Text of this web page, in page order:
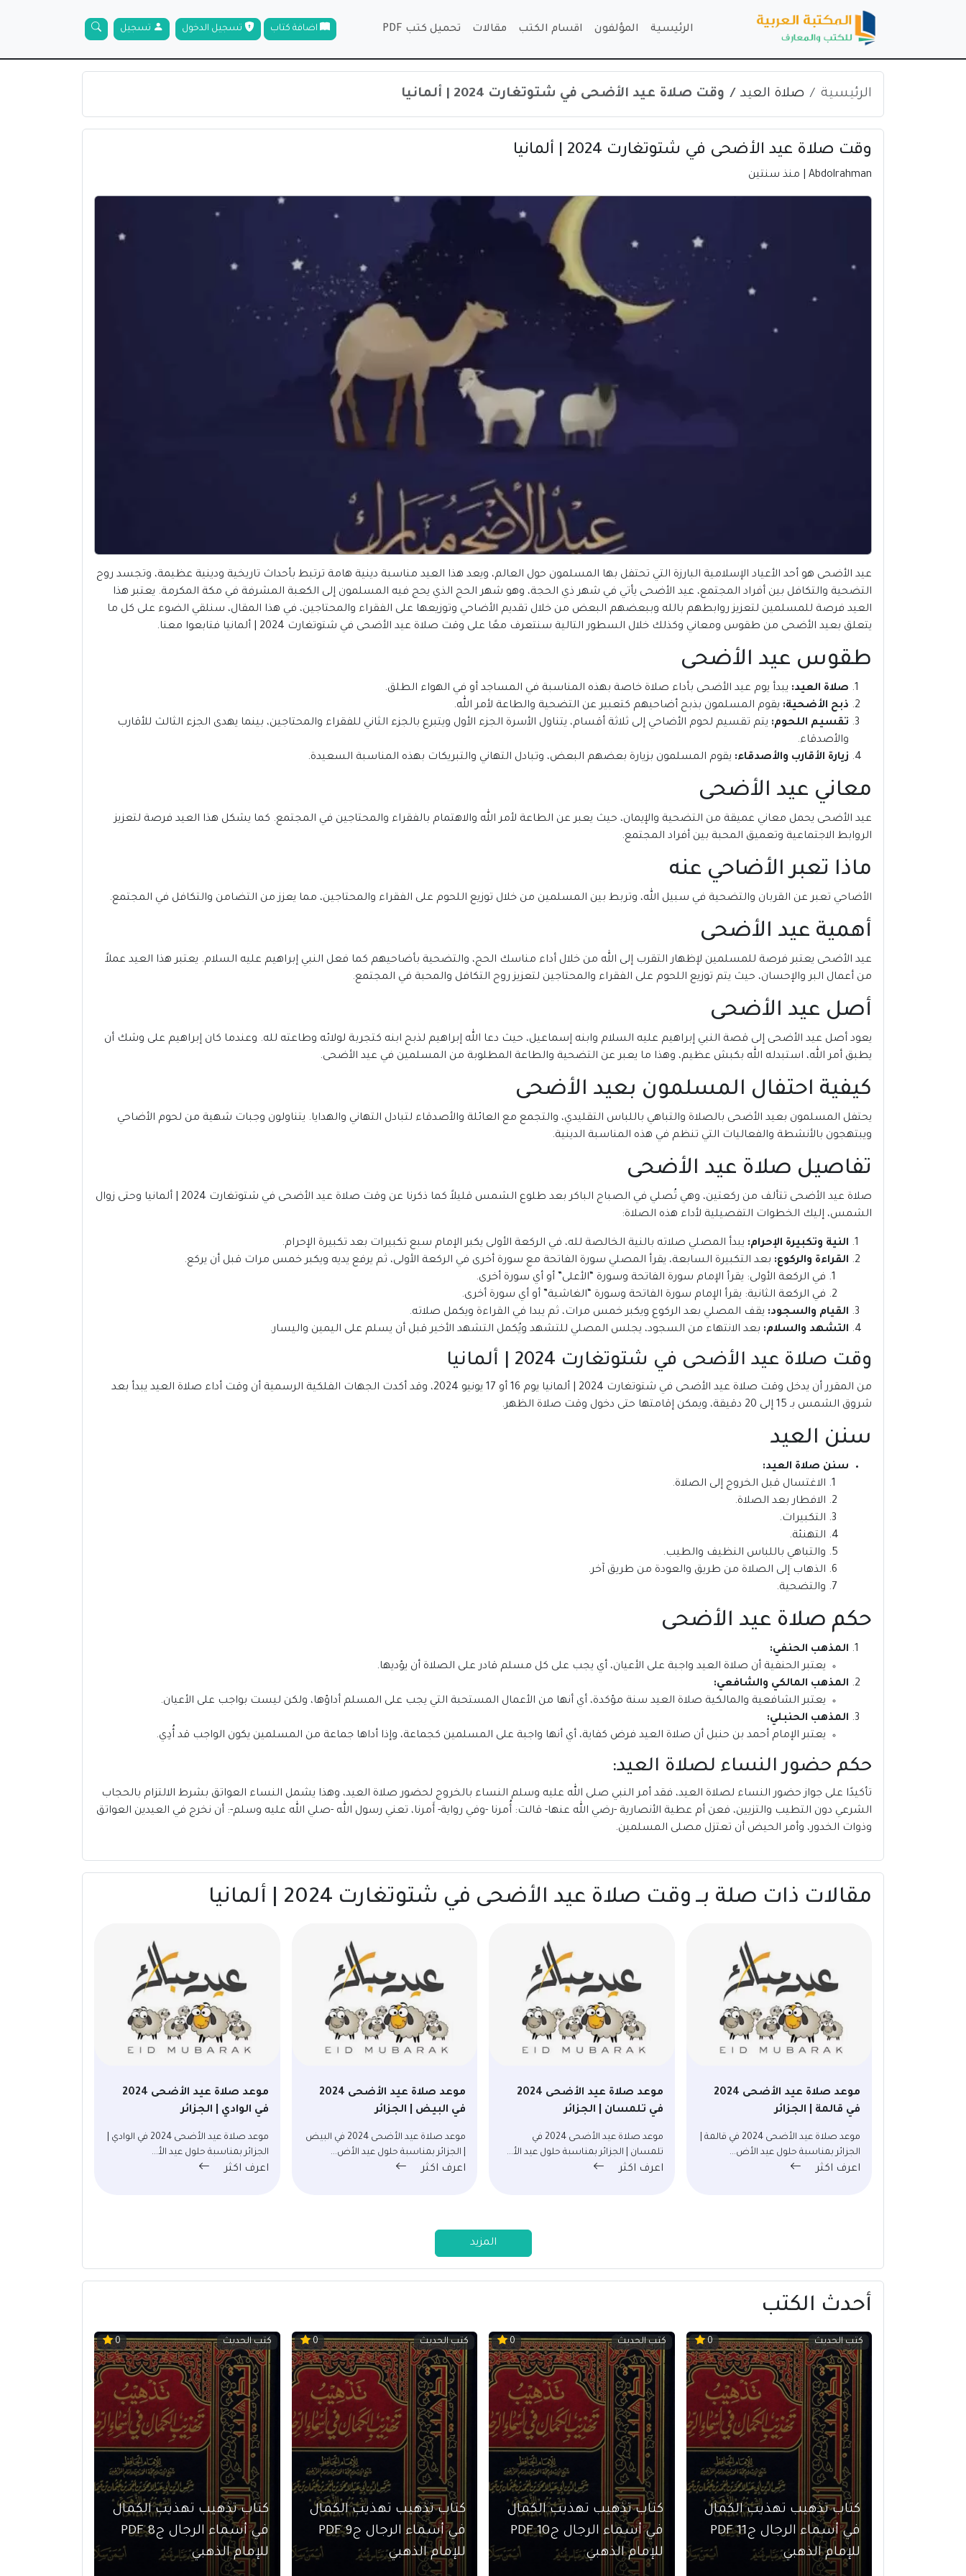
الرئيسية المؤلفون اقسام الكتب مقالات تحميل كتب PDF
الرئيسية صلاة العيد وقت صلاة عيد الأضحى في شتوتغارت 2024 | ألمانيا
وقت صلاة عيد الأضحى في شتوتغارت 2024 | ألمانيا
Abdolrahman | منذ سنتين
عيد الأضحى هو أحد الأعياد الإسلامية البارزة التي تحتفل بها المسلمون حول العالم، ويعد هذا العيد مناسبة دينية هامة ترتبط بأحداث تاريخية ودينية عظيمة، وتجسد روح
التضحية والتكافل بين أفراد المجتمع، عيد الأضحى يأتي في شهر ذي الحجة، وهو شهر الحج الذي يحج فيه المسلمون إلى الكعبة المشرفة في مكة المكرمة. يعتبر هذا
العيد فرصة للمسلمين لتعزيز روابطهم بالله وببعضهم البعض من خلال تقديم الأضاحي وتوزيعها على الفقراء والمحتاجين، في هذا المقال، سنلقي الضوء على كل ما
يتعلق بعيد الأضحى من طقوس ومعاني وكذلك خلال السطور التالية سنتعرف معًا على وقت صلاة عيد الأضحى في شتوتغارت 2024 | ألمانيا فتابعوا معنا.
طقوس عيد الأضحى
صلاة العيد: يبدأ يوم عيد الأضحى بأداء صلاة خاصة بهذه المناسبة في المساجد أو في الهواء الطلق.
ذبح الأضحية: يقوم المسلمون بذبح أضاحيهم كتعبير عن التضحية والطاعة لأمر الله.
تقسيم اللحوم: يتم تقسيم لحوم الأضاحي إلى ثلاثة أقسام، يتناول الأسرة الجزء الأول ويتبرع بالجزء الثاني للفقراء والمحتاجين، بينما يهدى الجزء الثالث للأقارب
والأصدقاء.
زيارة الأقارب والأصدقاء: يقوم المسلمون بزيارة بعضهم البعض، وتبادل التهاني والتبريكات بهذه المناسبة السعيدة.
معاني عيد الأضحى
عيد الأضحى يحمل معاني عميقة من التضحية والإيمان، حيث يعبر عن الطاعة لأمر الله والاهتمام بالفقراء والمحتاجين في المجتمع. كما يشكل هذا العيد فرصة لتعزيز
الروابط الاجتماعية وتعميق المحبة بين أفراد المجتمع.
ماذا تعبر الأضاحي عنه
الأضاحي تعبر عن القربان والتضحية في سبيل الله، وتربط بين المسلمين من خلال توزيع اللحوم على الفقراء والمحتاجين، مما يعزز من التضامن والتكافل في المجتمع.
أهمية عيد الأضحى
عيد الأضحى يعتبر فرصة للمسلمين لإظهار التقرب إلى الله من خلال أداء مناسك الحج، والتضحية بأضاحيهم كما فعل النبي إبراهيم عليه السلام. يعتبر هذا العيد عملاً
من أعمال البر والإحسان، حيث يتم توزيع اللحوم على الفقراء والمحتاجين لتعزيز روح التكافل والمحبة في المجتمع.
أصل عيد الأضحى
يعود أصل عيد الأضحى إلى قصة النبي إبراهيم عليه السلام وابنه إسماعيل، حيث دعا الله إبراهيم لذبح ابنه كتجربة لولائه وطاعته لله. وعندما كان إبراهيم على وشك أن
يطبق أمر الله، استبدله الله بكبش عظيم، وهذا ما يعبر عن التضحية والطاعة المطلوبة من المسلمين في عيد الأضحى.
كيفية احتفال المسلمون بعيد الأضحى
يحتفل المسلمون بعيد الأضحى بالصلاة والتباهي باللباس التقليدي، والتجمع مع العائلة والأصدقاء لتبادل التهاني والهدايا. يتناولون وجبات شهية من لحوم الأضاحي
ويبتهجون بالأنشطة والفعاليات التي تنظم في هذه المناسبة الدينية.
تفاصيل صلاة عيد الأضحى
صلاة عيد الأضحى تتألف من ركعتين، وهي تُصلي في الصباح الباكر بعد طلوع الشمس قليلاً كما ذكرنا عن وقت صلاة عيد الأضحى في شتوتغارت 2024 | ألمانيا وحتى زوال
الشمس، إليك الخطوات التفصيلية لأداء هذه الصلاة:
النية وتكبيرة الإحرام: يبدأ المصلي صلاته بالنية الخالصة لله، في الركعة الأولى يكبر الإمام سبع تكبيرات بعد تكبيرة الإحرام.
القراءة والركوع: بعد التكبيرة السابعة، يقرأ المصلي سورة الفاتحة مع سورة أخرى في الركعة الأولى، ثم يرفع يديه ويكبر خمس مرات قبل أن يركع.
في الركعة الأولى: يقرأ الإمام سورة الفاتحة وسورة “الأعلى” أو أي سورة أخرى.
في الركعة الثانية: يقرأ الإمام سورة الفاتحة وسورة “الغاشية” أو أي سورة أخرى.
القيام والسجود: يقف المصلي بعد الركوع ويكبر خمس مرات، ثم يبدا في القراءة ويكمل صلاته.
التشهد والسلام: بعد الانتهاء من السجود، يجلس المصلي للتشهد ويُكمل التشهد الأخير قبل أن يسلم على اليمين واليسار.
وقت صلاة عيد الأضحى في شتوتغارت 2024 | ألمانيا
من المقرر أن يدخل وقت صلاة عيد الأضحى في شتوتغارت 2024 | ألمانيا يوم 16 أو 17 يونيو 2024، وقد أكدت الجهات الفلكية الرسمية أن وقت أداء صلاة العيد يبدأ بعد
شروق الشمس بـ 15 إلى 20 دقيقة، ويمكن إقامتها حتى دخول وقت صلاة الظهر.
سنن العيد
سنن صلاة العيد:
الاغتسال قبل الخروج إلى الصلاة.
الافطار بعد الصلاة.
التكبيرات.
التهنئة.
والتباهي باللباس النظيف والطيب.
الذهاب إلى الصلاة من طريق والعودة من طريق آخر.
والتضحية.
حكم صلاة عيد الأضحى
المذهب الحنفي:
يعتبر الحنفية أن صلاة العيد واجبة على الأعيان، أي يجب على كل مسلم قادر على الصلاة أن يؤديها.
المذهب المالكي والشافعي:
يعتبر الشافعية والمالكية صلاة العيد سنة مؤكدة، أي أنها من الأعمال المستحبة التي يجب على المسلم أداؤها، ولكن ليست بواجب على الأعيان.
المذهب الحنبلي:
يعتبر الإمام أحمد بن حنبل أن صلاة العيد فرض كفاية، أي أنها واجبة على المسلمين كجماعة، وإذا أداها جماعة من المسلمين يكون الواجب قد أُدِي.
حكم حضور النساء لصلاة العيد:
تأكيدًا على جواز حضور النساء لصلاة العيد، فقد أمر النبي صلى الله عليه وسلم النساء بالخروج لحضور صلاة العيد، وهذا يشمل النساء العواتق بشرط الالتزام بالحجاب
الشرعي دون التطيب والتزيين، فعن أم عطية الأنصارية -رضي الله عنها- قالت: أُمرنا -وفي رواية- أَمرنا، تعني رسول الله -صلي الله عليه وسلم-: أن نخرج في العيدين العواتق
وذوات الخدور، وأمر الحيض أن تعتزل مصلى المسلمين.
مقالات ذات صلة بــ وقت صلاة عيد الأضحى في شتوتغارت 2024 | ألمانيا
موعد صلاة عيد الأضحى 2024
في قالمة | الجزائر
موعد صلاة عيد الأضحى 2024 في قالمة |
الجزائر بمناسبة حلول عيد الأض...
اعرف اكثر
موعد صلاة عيد الأضحى 2024
في تلمسان | الجزائر
موعد صلاة عيد الأضحى 2024 في
تلمسان | الجزائر بمناسبة حلول عيد الأ...
اعرف اكثر
موعد صلاة عيد الأضحى 2024
في البيض | الجزائر
موعد صلاة عيد الأضحى 2024 في البيض
| الجزائر بمناسبة حلول عيد الأض...
اعرف اكثر
موعد صلاة عيد الأضحى 2024
في الوادي | الجزائر
موعد صلاة عيد الأضحى 2024 في الوادي |
الجزائر بمناسبة حلول عيد الأ...
اعرف اكثر
المزيد
أحدث الكتب
كتب الحديث 0
كتاب تذهيب تهذيب الكمال
في أسماء الرجال ج11 PDF
للإمام الذهبي
كتب الحديث 0
كتاب تذهيب تهذيب الكمال
في أسماء الرجال ج10 PDF
للإمام الذهبي
كتب الحديث 0
كتاب تذهيب تهذيب الكمال
في أسماء الرجال ج9 PDF
للإمام الذهبي
كتب الحديث 0
كتاب تذهيب تهذيب الكمال
في أسماء الرجال ج8 PDF
للإمام الذهبي